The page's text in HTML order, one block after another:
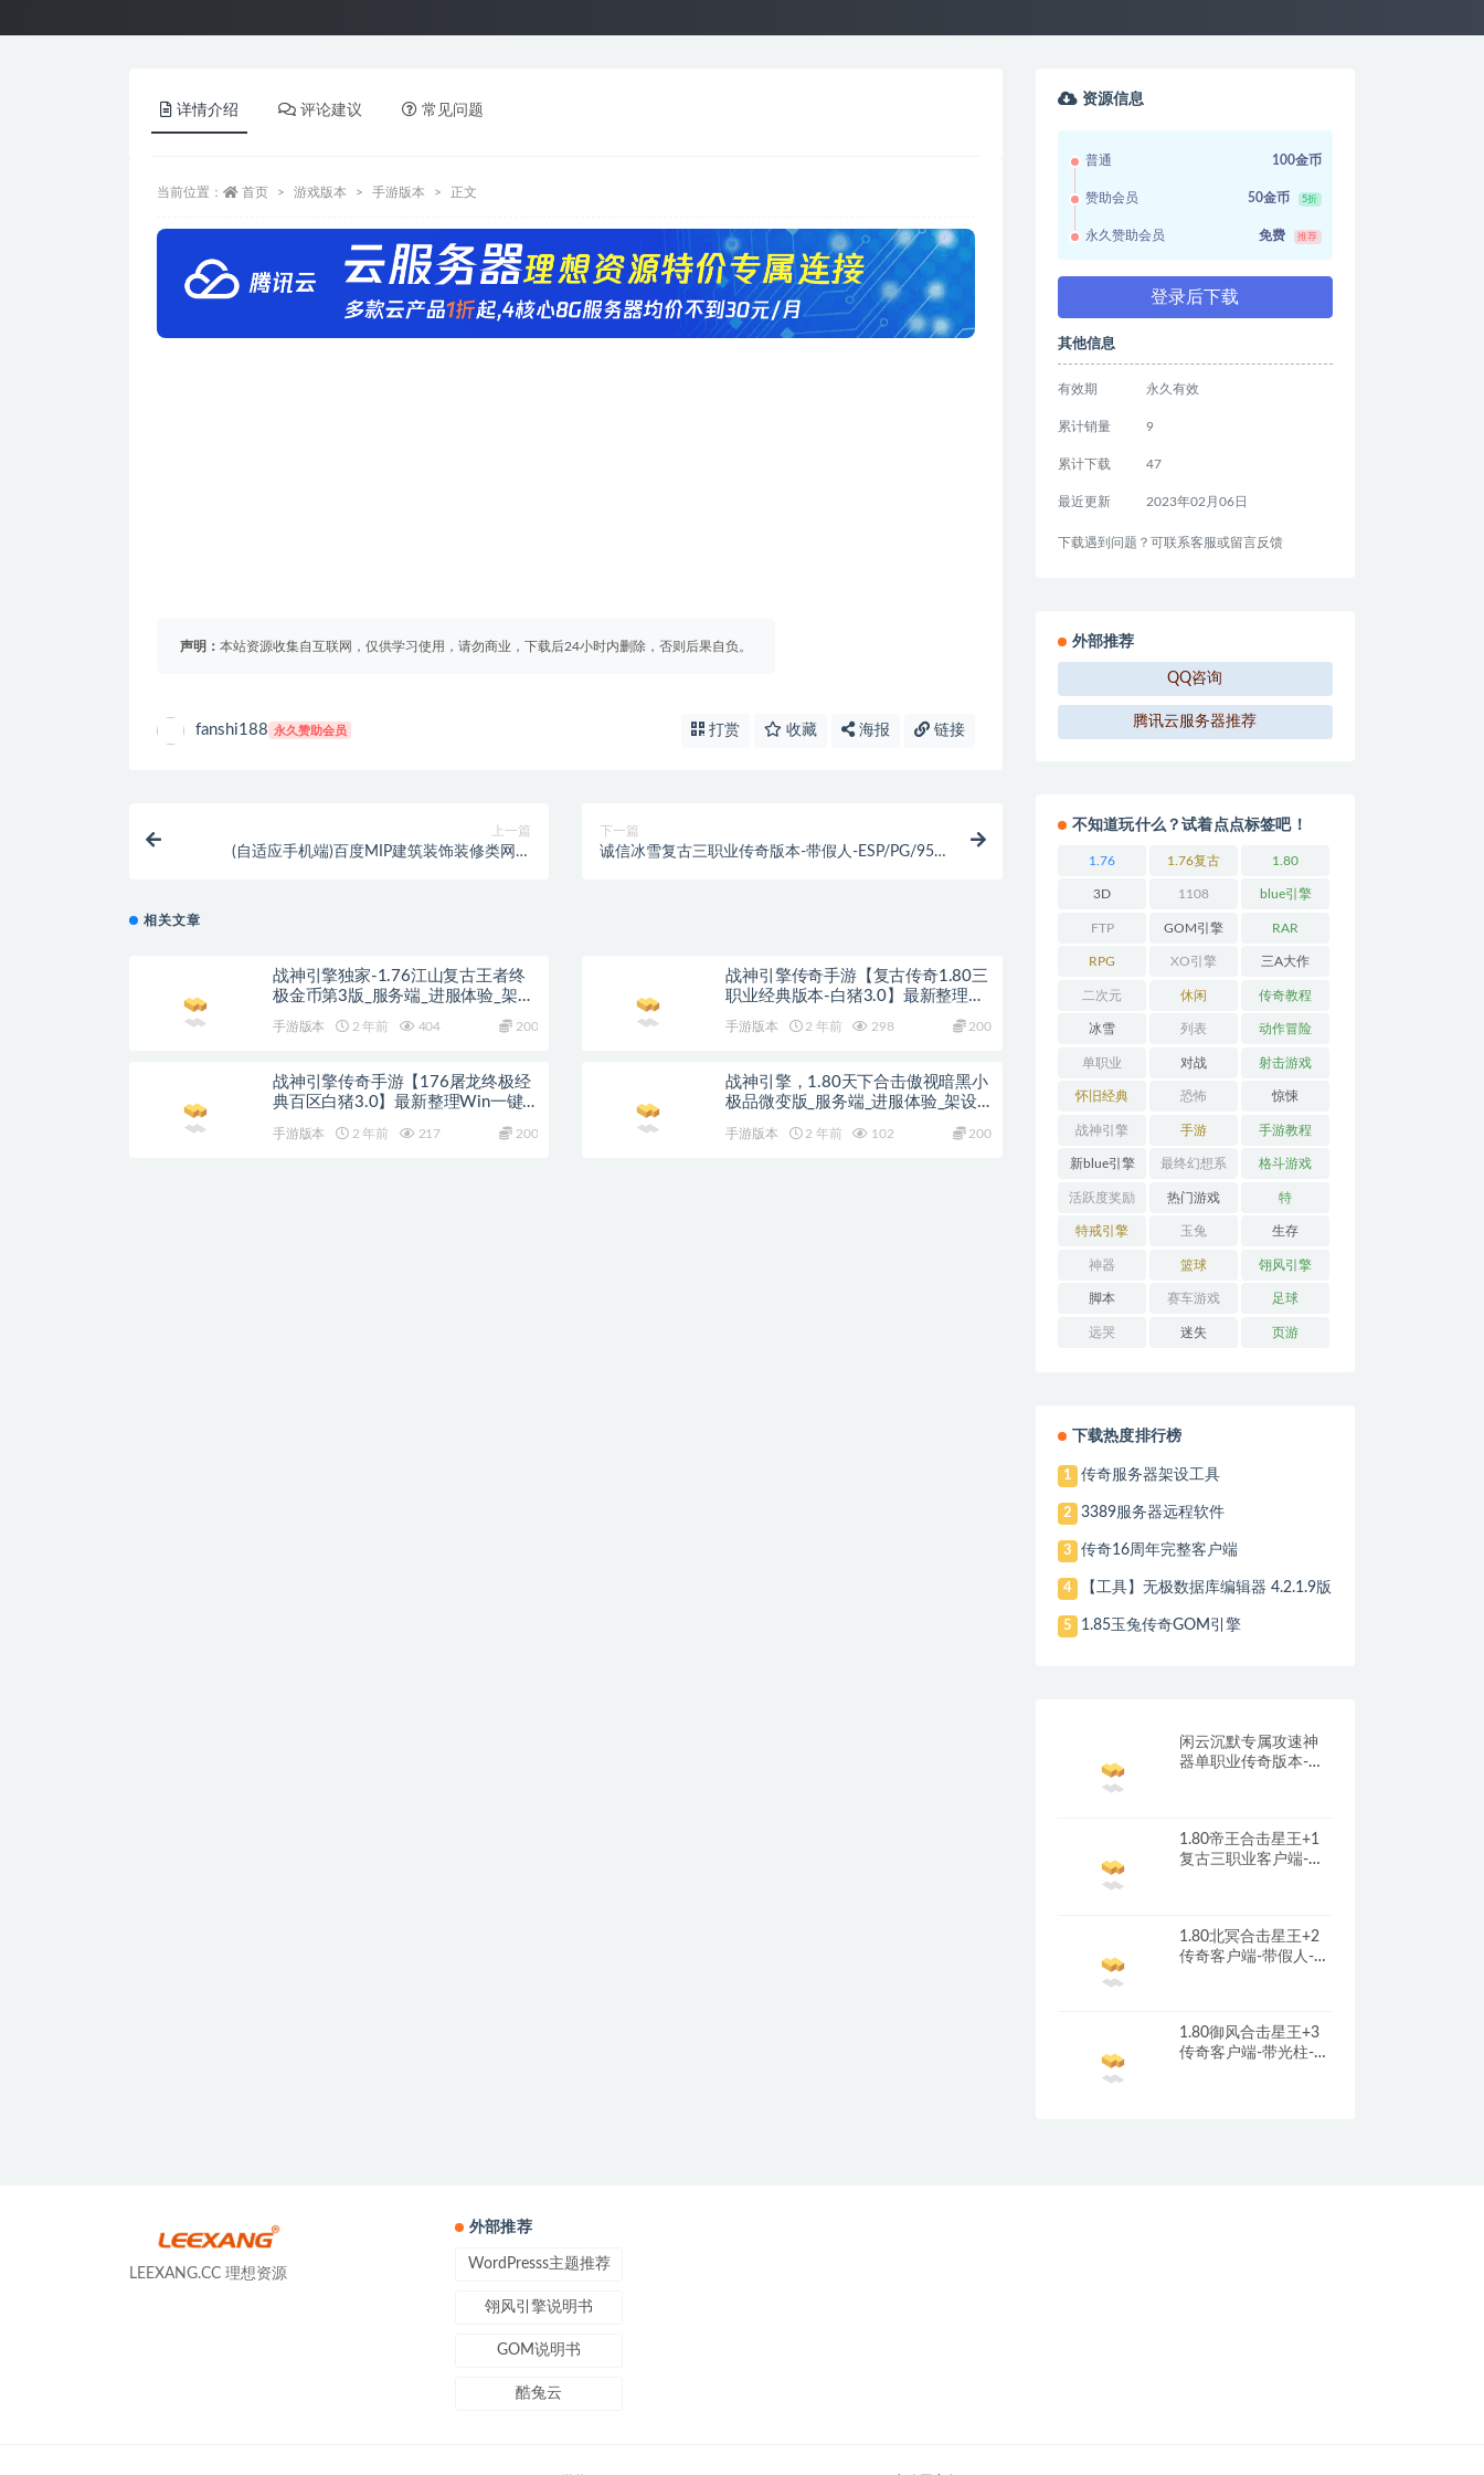
详情介绍 评论建议 常见问题
当前位置： 首页 游戏版本 手游版本 正文
声明： 本站资源收集自互联网，仅供学习使用，请勿商业，下载后24小时内删除，否则后果自负。
fanshi188 永久赞助会员 打赏 收藏 海报 链接
上一篇
(自适应手机端)百度MIP建筑装饰装修类网站
下一篇
诚信冰雪复古三职业传奇版本-带假人-ESP/PG/95插
相关文章
战神引擎独家-1.76江山复古王者终
极金币第3版_服务端_进服体验_架设
手游版本 2 年前 404 200
战神引擎传奇手游【复古传奇1.80三
职业经典版本-白猪3.0】最新整理
Win系特色服务端+安卓苹果双端
+GM授权后台+详细搭建教程
手游版本 2 年前 298 200
战神引擎传奇手游【176屠龙终极经
典百区白猪3.0】最新整理Win一键
服务端+GM授权后台+安卓苹果双端
+详细搭建教程
手游版本 2 年前 217 200
战神引擎，1.80天下合击傲视暗黑小
极品微变版_服务端_进服体验_架设
手游版本 2 年前 102 200
资源信息
普通 100金币
赞助会员 50金币 5折
永久赞助会员 免费 推荐
登录后下载
其他信息
有效期 永久有效
累计销量 9
累计下载 47
最近更新 2023年02月06日
下载遇到问题？可联系客服或留言反馈
外部推荐
QQ咨询
腾讯云服务器推荐
不知道玩什么？试着点点标签吧！
1.76 1.76复古 1.80
3D 1108 blue引擎
FTP GOM引擎 RAR
RPG XO引擎 三A大作
二次元 休闲 传奇教程
冰雪 列表 动作冒险
单职业 对战 射击游戏
怀旧经典 恐怖 惊悚
战神引擎 手游 手游教程
新blue引擎 最终幻想系
列
格斗游戏
活跃度奖励 热门游戏 特
特戒引擎 玉兔 生存
神器 篮球 翎风引擎
脚本 赛车游戏 足球
远哭 迷失 页游
下载热度排行榜
1 传奇服务器架设工具
2 3389服务器远程软件
3 传奇16周年完整客户端
4 【工具】无极数据库编辑器 4.2.1.9版
5 1.85玉兔传奇GOM引擎
闲云沉默专属攻速神
器单职业传奇版本-带
1.80帝王合击星王+1
复古三职业客户端-带
1.80北冥合击星王+2
传奇客户端-带假人-光
1.80御风合击星王+3
传奇客户端-带光柱-沙
LEEXANG.CC 理想资源
外部推荐
WordPresss主题推荐
翎风引擎说明书
GOM说明书
酷兔云